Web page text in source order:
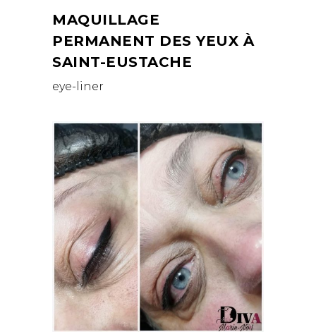
MAQUILLAGE
PERMANENT DES YEUX À
SAINT-EUSTACHE
eye-liner